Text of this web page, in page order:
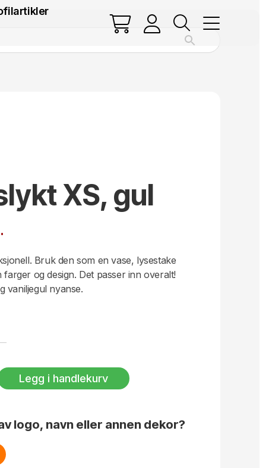
XS, gul
Bruk den som en vase, lysestake
og design. Det passer inn overalt!
vaniljegul nyanse.
Legg i handlekurv
logo, navn eller annen dekor?